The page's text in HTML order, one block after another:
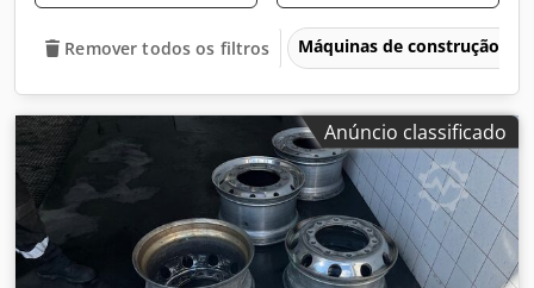
Remover todos os filtros Máquinas de construção
Anúncio classificado